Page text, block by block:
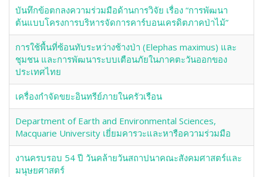
บันทึกข้อตกลงความร่วมมือด้านการวิจัย เรื่อง “การพัฒนา
ต้นแบบโครงการบริหารจัดการคาร์บอนเครดิตภาคป่าไม้”
การใช้พื้นที่ซ้อนทับระหว่างช้างป่า (Elephas maximus) และ
ชุมชน และการพัฒนาระบบเตือนภัยในภาคตะวันออกของ
ประเทศไทย
เครื่องกำจัดขยะอินทรีย์ภายในครัวเรือน
Department of Earth and Environmental Sciences,
Macquarie University เยี่ยมคารวะและหารือความร่วมมือ
งานครบรอบ 54 ปี วันคล้ายวันสถาปนาคณะสังคมศาสตร์และ
มนุษยศาสตร์